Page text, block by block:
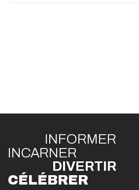
INFORMER
INCARNER
DIVERTIR
CÉLÉBRER